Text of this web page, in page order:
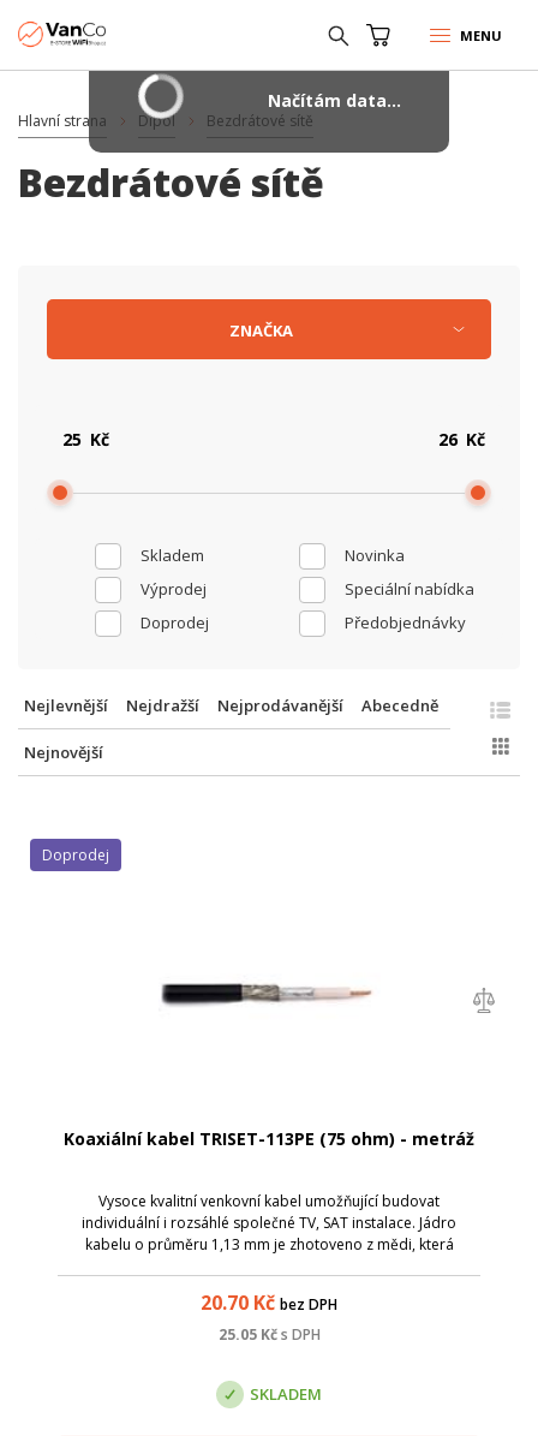
MENU
Hlavní strana Dipol Bezdrátové sítě
Bezdrátové sítě
Skladem
Novinka
Výprodej
Speciální nabídka
Doprodej
Předobjednávky
Kč Kč
ZNAČKA
Nejlevnější Nejdražší Nejprodávanější Abecedně
Nejnovější
Koaxiální kabel TRISET-113PE (75 ohm) - metráž
Vysoce kvalitní venkovní kabel umožňující budovat
individuální i rozsáhlé společné TV, SAT instalace. Jádro
kabelu o průměru 1,13 mm je zhotoveno z mědi, která
20.70 Kč bez DPH
25.05Kč s DPH
Doprodej
SKLADEM
Načítám data...